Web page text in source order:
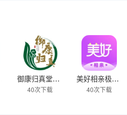
御康归真堂app下载
40次下载
美好相亲极速版下载
40次下载